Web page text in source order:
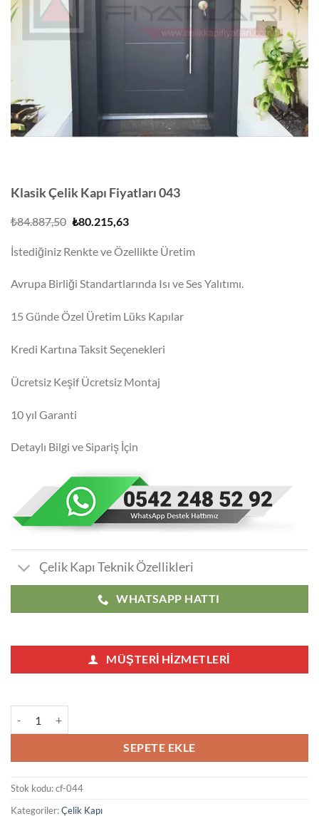
Klasik Çelik Kapı Fiyatları 043
₺84.887,50 Orijinal
₺84.887,50.
₺80.215,63Şu
₺80.215,63.
İstediğiniz Renkte ve Özellikte Üretim
Avrupa Birliği Standartlarında Isı ve Ses Yalıtımı.
15 Günde Özel Üretim Lüks Kapılar
Kredi Kartına Taksit Seçenekleri
Ücretsiz Keşif Ücretsiz Montaj
10 yıl Garanti
Detaylı Bilgi ve Sipariş İçin
Çelik Kapı Teknik Özellikleri
WHATSAPP HATTI
MÜŞTERI HIZMETLERI
SEPETE EKLE
Stok kodu:cf-044
Kategoriler:Çelik Kapı